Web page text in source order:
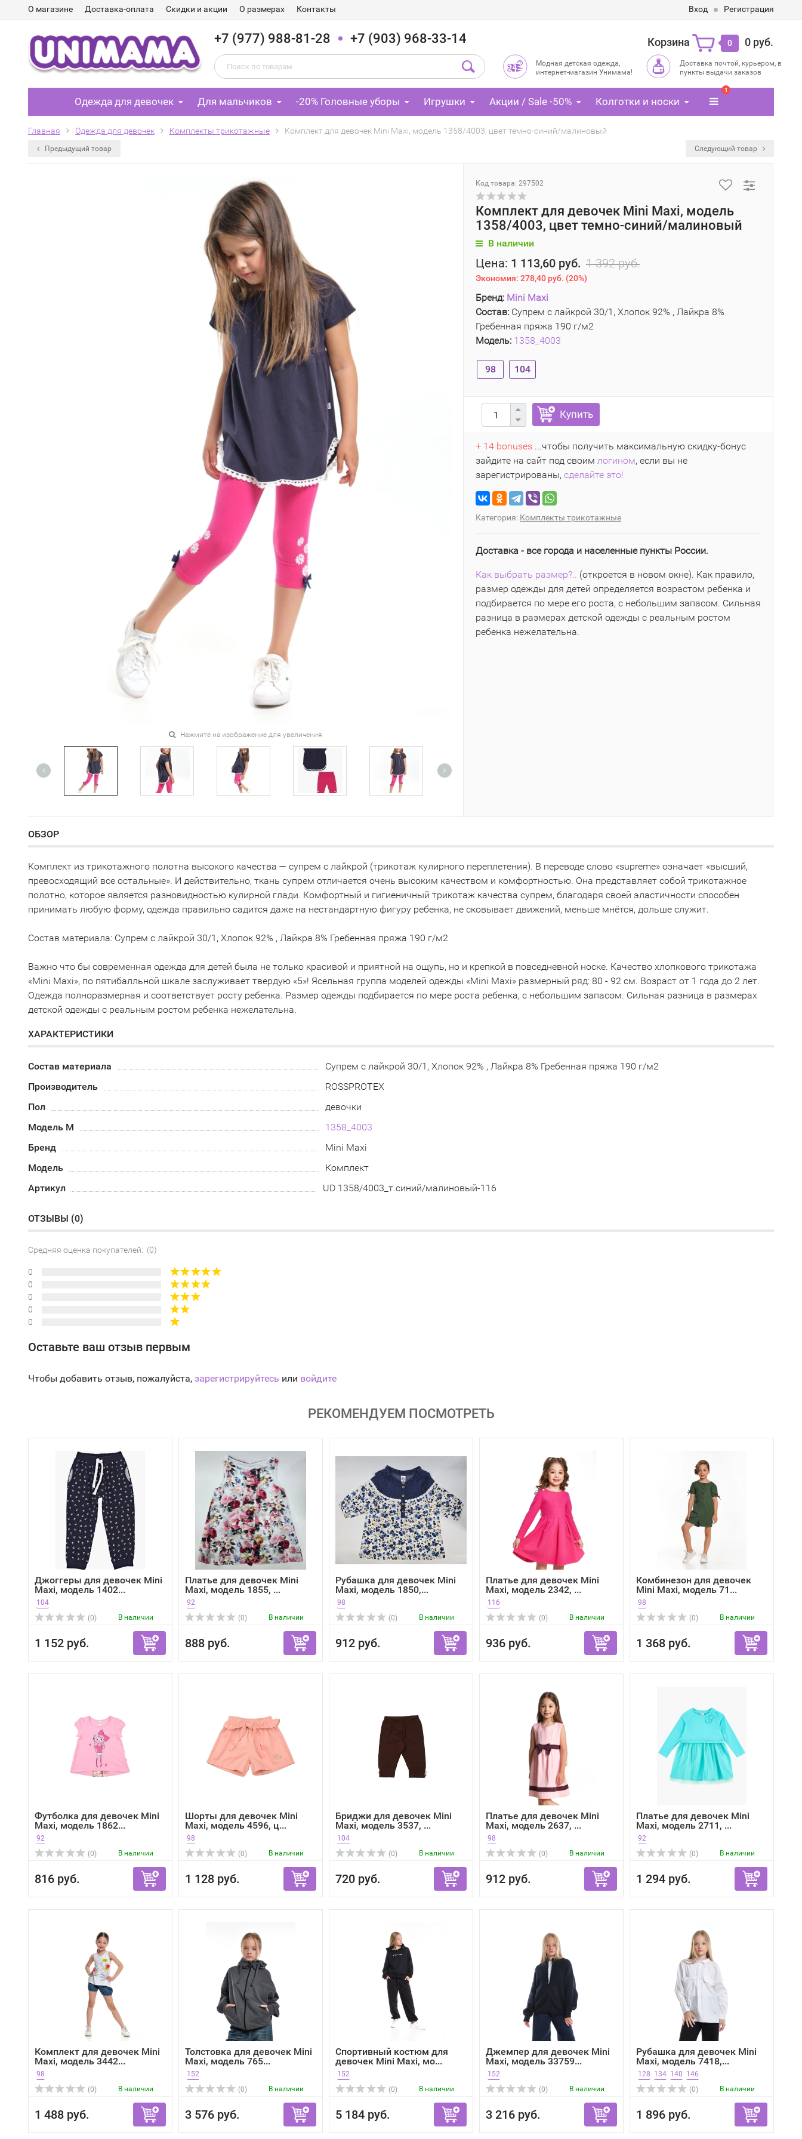
О магазине Доставка-оплата Скидки и акции О размерах Контакты Вход Регистрация
+7 (977) 988-81-28 +7 (903) 968-33-14 Корзина 0 0 руб.
Модная детская одежда,
интернет-магазин Унимама!
Доставка почтой, курьером, в
пункты выдачи заказов
Одежда для девочек Для мальчиков -20% Головные уборы Игрушки Акции / Sale -50% Колготки и носки
1
Главная Одежда для девочек Комплекты трикотажные Комплект для девочек Mini Maxi, модель 1358/4003, цвет темно-синий/малиновый
Предыдущий товар Следующий товар
Нажмите на изображение для увеличения
Код товара: 297502
Комплект для девочек Mini Maxi, модель
1358/4003, цвет темно-синий/малиновый
В наличии
Цена: 1 113,60 руб. 1 392 руб.
Экономия: 278,40 руб. (20%)
Бренд: Mini Maxi
Состав: Супрем с лайкрой 30/1, Хлопок 92% , Лайкра 8%
Гребенная пряжа 190 г/м2
Модель: 1358_4003
98 104
Купить
+ 14 bonuses ...чтобы получить максимальную скидку-бонус
зайдите на сайт под своим логином, если вы не
зарегистрированы, сделайте это!
Категория: Комплекты трикотажные
Доставка - все города и населенные пункты России.
Как выбрать размер?.. (откроется в новом окне). Как правило,
размер одежды для детей определяется возрастом ребенка и
подбирается по мере его роста, с небольшим запасом. Сильная
разница в размерах детской одежды с реальным ростом
ребенка нежелательна.
ОБЗОР
Комплект из трикотажного полотна высокого качества — супрем с лайкрой (трикотаж кулирного переплетения). В переводе слово «supreme» означает «высший,
превосходящий все остальные». И действительно, ткань супрем отличается очень высоким качеством и комфортностью. Она представляет собой трикотажное
полотно, которое является разновидностью кулирной глади. Комфортный и гигиеничный трикотаж качества супрем, благодаря своей эластичности способен
принимать любую форму, одежда правильно садится даже на нестандартную фигуру ребенка, не сковывает движений, меньше мнётся, дольше служит.
Состав материала: Супрем с лайкрой 30/1, Хлопок 92% , Лайкра 8% Гребенная пряжа 190 г/м2
Важно что бы современная одежда для детей была не только красивой и приятной на ощупь, но и крепкой в повседневной носке. Качество хлопкового трикотажа
«Mini Maxi», по пятибалльной шкале заслуживает твердую «5»! Ясельная группа моделей одежды «Mini Maxi» размерный ряд: 80 - 92 см. Возраст от 1 года до 2 лет.
Одежда полноразмерная и соответствует росту ребенка. Размер одежды подбирается по мере роста ребенка, с небольшим запасом. Сильная разница в размерах
детской одежды с реальным ростом ребенка нежелательна.
ХАРАКТЕРИСТИКИ
Состав материала
Супрем с лайкрой 30/1, Хлопок 92% , Лайкра 8% Гребенная пряжа 190 г/м2
Производитель
ROSSPROTEX
Пол
девочки
Модель М
1358_4003
Бренд
Mini Maxi
Модель
Комплект
Артикул
UD 1358/4003_т.синий/малиновый-116
ОТЗЫВЫ (0)
Средняя оценка покупателей: (0)
0
0
0
0
0
Оставьте ваш отзыв первым
Чтобы добавить отзыв, пожалуйста, зарегистрируйтесь или войдите
РЕКОМЕНДУЕМ ПОСМОТРЕТЬ
Джоггеры для девочек Mini
Maxi, модель 1402...
104
(0)
В наличии
1 152 руб.
Платье для девочек Mini
Maxi, модель 1855, ...
92
(0)
В наличии
888 руб.
Рубашка для девочек Mini
Maxi, модель 1850,...
98
(0)
В наличии
912 руб.
Платье для девочек Mini
Maxi, модель 2342, ...
116
(0)
В наличии
936 руб.
Комбинезон для девочек
Mini Maxi, модель 71...
98
(0)
В наличии
1 368 руб.
Футболка для девочек Mini
Maxi, модель 1862...
92
(0)
В наличии
816 руб.
Шорты для девочек Mini
Maxi, модель 4596, ц...
98
(0)
В наличии
1 128 руб.
Бриджи для девочек Mini
Maxi, модель 3537, ...
104
(0)
В наличии
720 руб.
Платье для девочек Mini
Maxi, модель 2637, ...
98
(0)
В наличии
912 руб.
Платье для девочек Mini
Maxi, модель 2711, ...
92
(0)
В наличии
1 294 руб.
Комплект для девочек Mini
Maxi, модель 3442...
98
(0)
В наличии
1 488 руб.
Толстовка для девочек Mini
Maxi, модель 765...
152
(0)
В наличии
3 576 руб.
Спортивный костюм для
девочек Mini Maxi, мо...
152
(0)
В наличии
5 184 руб.
Джемпер для девочек Mini
Maxi, модель 33759...
152
(0)
В наличии
3 216 руб.
Рубашка для девочек Mini
Maxi, модель 7418,...
128 134 140 146
(0)
В наличии
1 896 руб.